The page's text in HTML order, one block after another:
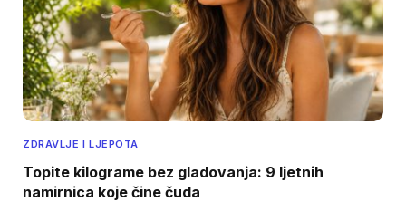
ZDRAVLJE I LJEPOTA
Topite kilograme bez gladovanja: 9 ljetnih
namirnica koje čine čuda